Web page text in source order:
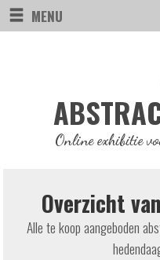
MENU
Online exhibitie
Overzicht
Alle te koop aangeboden